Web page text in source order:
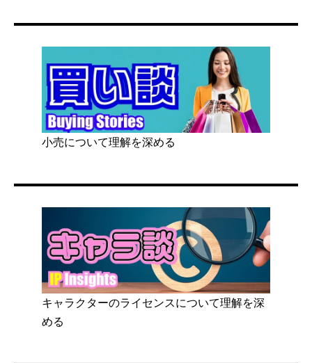
小売について理解を深める
キャラクターのライセンスについて理解を深
める